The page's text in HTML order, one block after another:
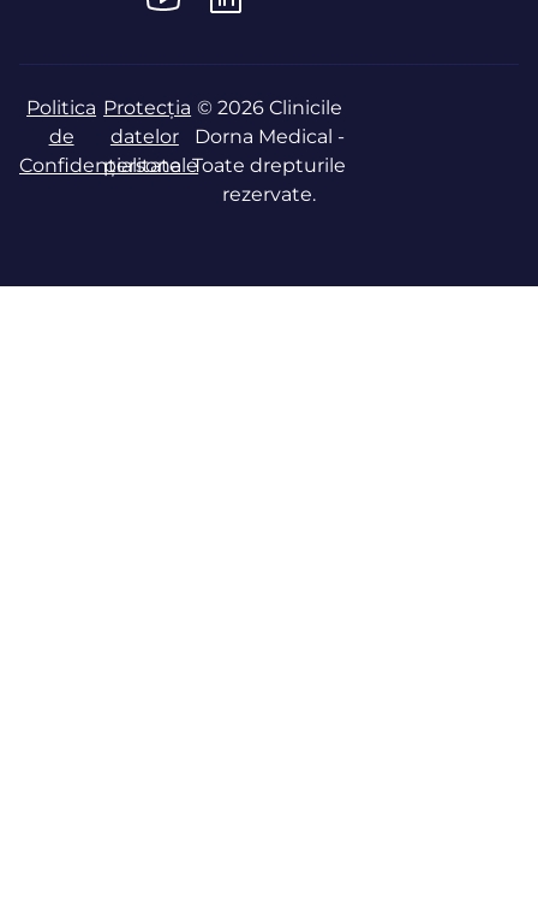
Politica
de
Confidențialitate
Protecția
datelor
personale
© 2026 Clinicile
Dorna Medical -
Toate drepturile
rezervate.